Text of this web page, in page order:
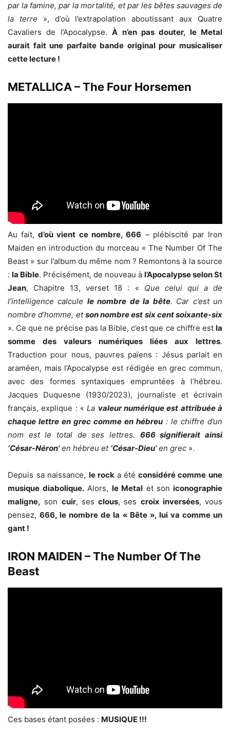
par la famine, par la mortalité, et par les bêtes sauvages de
la terre », d’où l’extrapolation aboutissant aux Quatre
Cavaliers de l’Apocalypse.À n’en pas douter, le Metal
aurait fait une parfaite bande original pour musicaliser
cette lecture !
METALLICA – The Four Horsemen
Au fait, d’où vient ce nombre, 666 – plébiscité par Iron
Maiden en introduction du morceau « The Number Of The
Beast » sur l’album du même nom ? Remontons à la source
: la Bible. Précisément, de nouveau à l’Apocalypse selon St
Jean, Chapitre 13, verset 18 : « Que celui qui a de
l’intelligence calcule le nombre de la bête. Car c’est un
nombre d’homme, etson nombre est six cent soixante-six
». Ce que ne précise pas la Bible, c’est que ce chiffre est la
somme des valeurs numériques liées aux lettres.
Traduction pour nous, pauvres païens : Jésus parlait en
araméen, mais l’Apocalypse est rédigée en grec commun,
avec des formes syntaxiques empruntées à l’hébreu.
Jacques Duquesne (1930/2023), journaliste et écrivain
français, explique : «La valeur numérique est attribuée à
chaque lettre en grec comme en hébreu : le chiffre d’un
nom est le total de ses lettres. 666 signifierait ainsi
‘César-Néron’en hébreu et ‘César-Dieu’en grec ».
Depuis sa naissance, le rock a été considéré comme une
musique diabolique.Alors, le Metal et son iconographie
maligne, son cuir, ses clous, ses croix inversées, vous
pensez,666, le nombre de la « Bête », lui va comme un
gant !
IRON MAIDEN – The Number Of The
Beast
Ces bases étant posées : MUSIQUE !!!